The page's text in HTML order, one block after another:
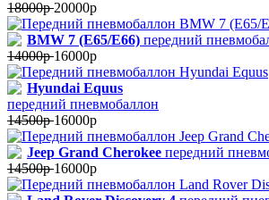
18000р20000р
BMW 7 (E65/E66) передний
14000р16000р
Hyundai Equus
передний пневмобаллон
14500р16000р
Jeep Grand Cherokee передний
14500р16000р